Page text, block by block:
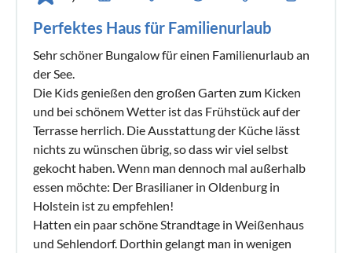
Perfektes Haus für Familienurlaub
Sehr schöner Bungalow für einen Familienurlaub an
der See.
Die Kids genießen den großen Garten zum Kicken
und bei schönem Wetter ist das Frühstück auf der
Terrasse herrlich. Die Ausstattung der Küche lässt
nichts zu wünschen übrig, so dass wir viel selbst
gekocht haben. Wenn man dennoch mal außerhalb
essen möchte: Der Brasilianer in Oldenburg in
Holstein ist zu empfehlen!
Hatten ein paar schöne Strandtage in Weißenhaus
und Sehlendorf. Dorthin gelangt man in wenigen